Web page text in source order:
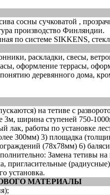
сосны сучковатой ,
производство Финляндии.
по системе SIKKENS,
раскладки, свесы,
оформление террасы,
деревянного дома,
на тетиве с
3м, ширина ступеней 750-
лак, работы по установке
300мм) 3) площадка
(78х78мм) 6)
Замена тетивы на
пригласительные
установка.
МАТЕРИАЛЫ